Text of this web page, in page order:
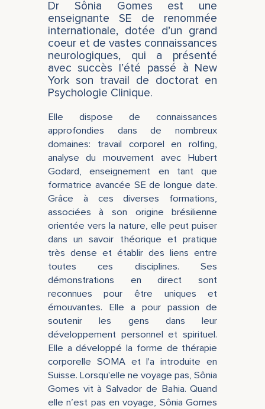
Dr Sônia Gomes est une
enseignante SE de renommée
internationale, dotée d’un grand
coeur et de vastes connaissances
neurologiques, qui a présenté
avec succès l’été passé à New
York son travail de doctorat en
Psychologie Clinique.
Elle dispose de connaissances
approfondies dans de nombreux
domaines: travail corporel en rolfing,
analyse du mouvement avec Hubert
Godard, enseignement en tant que
formatrice avancée SE de longue date.
Grâce à ces diverses formations,
associées à son origine brésilienne
orientée vers la nature, elle peut puiser
dans un savoir théorique et pratique
très dense et établir des liens entre
toutes ces disciplines. Ses
démonstrations en direct sont
reconnues pour être uniques et
émouvantes. Elle a pour passion de
soutenir les gens dans leur
développement personnel et spirituel.
Elle a développé la forme de thérapie
corporelle SOMA et l'a introduite en
Suisse. Lorsqu'elle ne voyage pas, Sônia
Gomes vit à Salvador de Bahia. Quand
elle n’est pas en voyage, Sônia Gomes